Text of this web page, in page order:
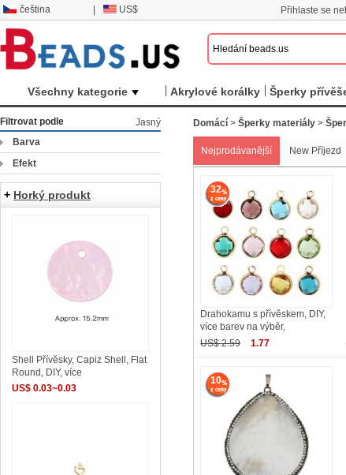
čeština US$ Přihlaste se
Všechny kategorie Akrylové korálky Šperky
Domácí> Šperky materiály>
Nejprodávanější New Příjezd
32
Drahokamu s přívěskem, DIY,
více barev na výběr,
US$ 2.59
1.77
10
Filtrovat podle
Jasný
Barva
Efekt
+ Horký produkt
Shell Přívěsky, Capiz Shell, Flat
Round, DIY, více
US$ 0.03~0.03